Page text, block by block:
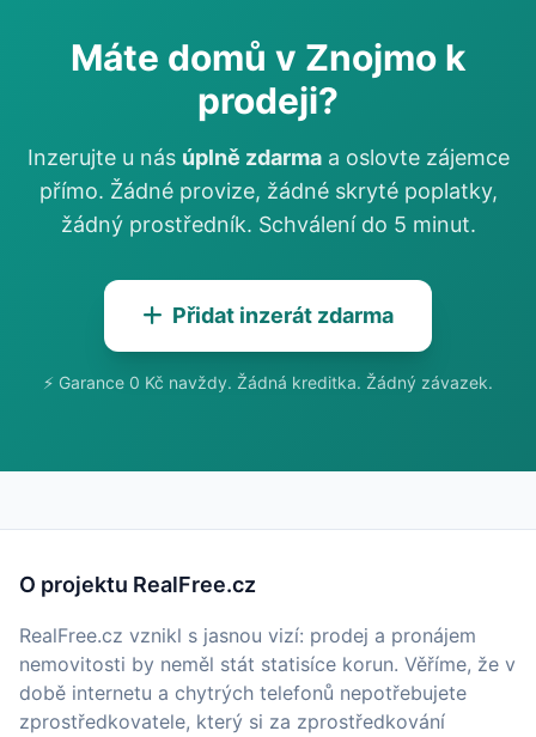
Máte domů v Znojmo k
prodeji?
Inzerujte u nás úplně zdarmaa oslovte zájemce
přímo. Žádné provize, žádné skryté poplatky,
žádný prostředník. Schválení do 5 minut.
Přidat inzerát zdarma
⚡ Garance 0 Kč navždy. Žádná kreditka. Žádný závazek.
O projektu RealFree.cz
RealFree.cz vznikl s jasnou vizí: prodej a pronájem
nemovitosti by neměl stát statisíce korun. Věříme, že v
době internetu a chytrých telefonů nepotřebujete
zprostředkovatele, který si za zprostředkování